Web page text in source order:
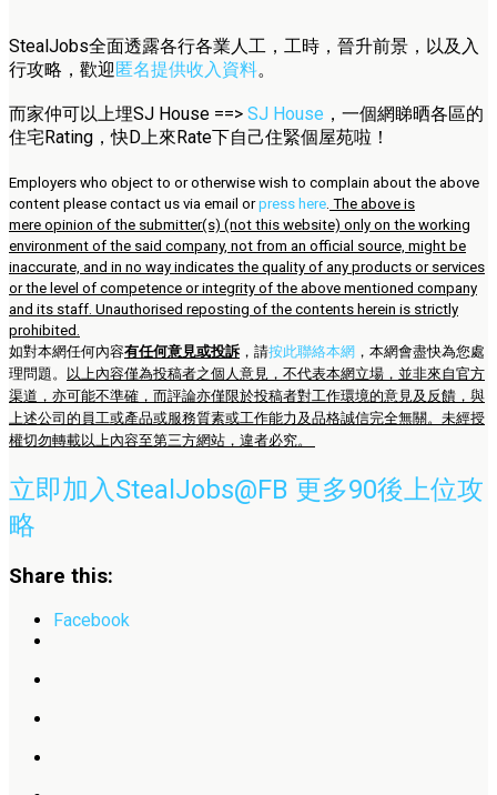
StealJobs全面透露各行各業人工，工時，晉升前景，以及入
行攻略，歡迎匿名提供收入資料。
而家仲可以上埋SJ House ==> SJ House ，一個網睇晒各區的
住宅Rating，快D上來Rate下自己住緊個屋苑啦！
Employers who object to or otherwise wish to complain about the above
content please contact us via email orpress here. The above is
mere opinion of the submitter(s) (not this website) only on the working
environment of the said company, not from an official source, might be
inaccurate, and in no way indicates the quality of any products or services
or the level of competence or integrity of the above mentioned company
and its staff. Unauthorised reposting of the contents herein is strictly
prohibited.
如對本網任何內容有任何意見或投訴 ，請按此聯絡本網 ，本網會盡快為您處
理問題。
以上內容僅為投稿者之個人意見，不代表本網立場，並非來自官方
渠道，亦可能不準確，而評論亦僅限於投稿者對工作環境的意見及反饋，與
上述公司的員工或產品或服務質素或工作能力及品格誠信完全無關。未經授
權切勿轉載以上內容至第三方網站，違者必究。
立即加入StealJobs@FB 更多90後上位攻
略
Share this:
Facebook